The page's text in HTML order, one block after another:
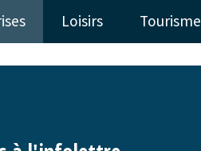
Loisirs Tourisme